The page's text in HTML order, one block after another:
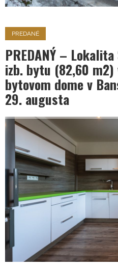
PREDANÉ
PREDANÝ –
izb. bytu (82,60
bytovom dome v
29. augusta